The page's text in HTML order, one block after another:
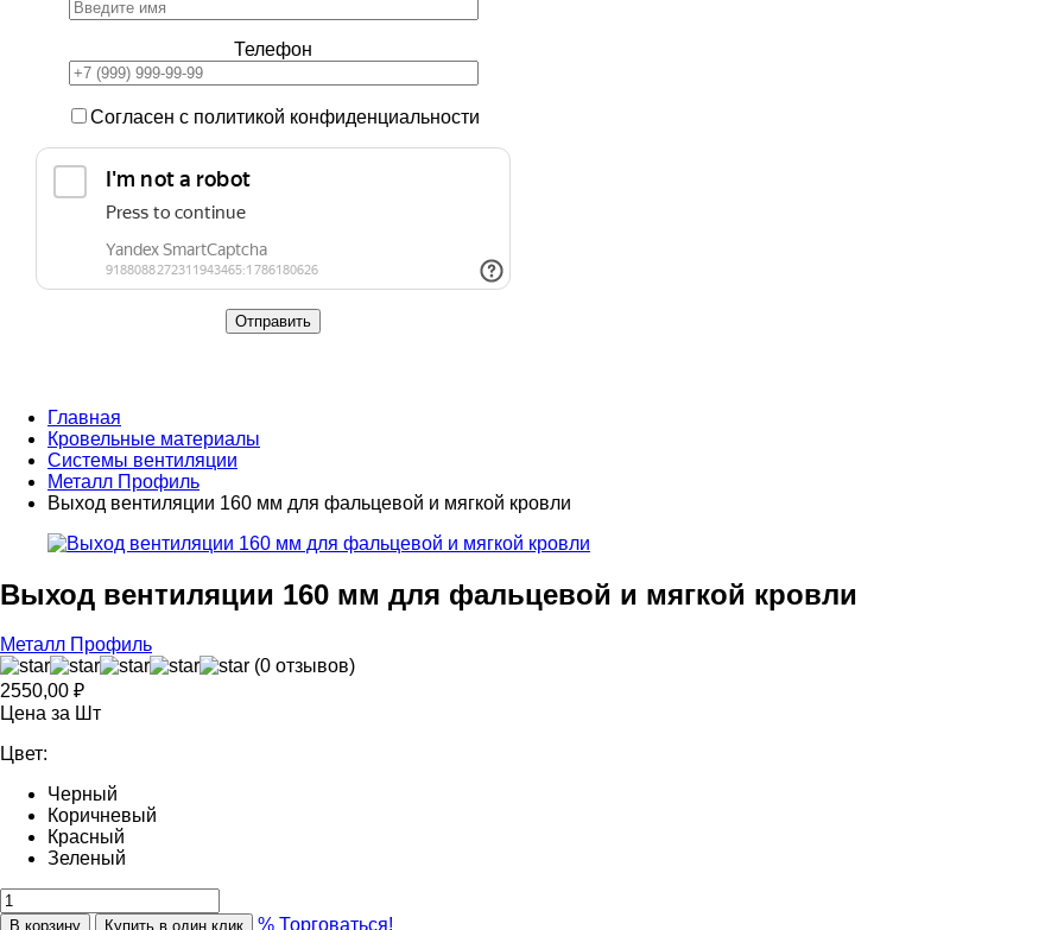
Телефон
Согласен с политикой конфиденциальности
Главная
Кровельные материалы
Системы вентиляции
Металл Профиль
Выход вентиляции 160 мм для фальцевой и мягкой кровли
Выход вентиляции 160 мм для фальцевой и мягкой кровли
Металл Профиль
(0 отзывов)
2550,00 ₽
Цена за Шт
Цвет:
Черный
Коричневый
Красный
Зеленый
В корзину Купить в один клик % Торговаться!